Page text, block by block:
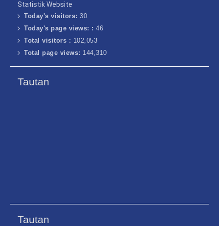
Statistik Website
Today's visitors:30
Today's page views: :46
Total visitors : 102,053
Total page views: 144,310
Tautan
Tautan